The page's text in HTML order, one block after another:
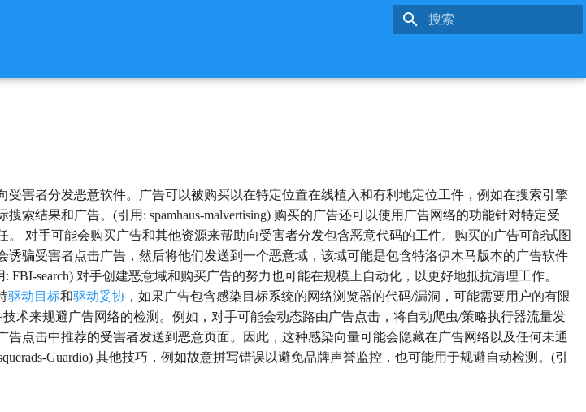
害者分发恶意软件。广告可以被购买以在特定位置在线植入和有利地定位工件，例如在搜索引擎
索结果和广告。(引用: spamhaus-malvertising) 购买的广告还可以使用广告网络的功能针对特定受
对手可能会购买广告和其他资源来帮助向受害者分发包含恶意代码的工件。购买的广告可能试图
诱骗受害者点击广告，然后将他们发送到一个恶意域，该域可能是包含特洛伊木马版本的广告软件
: FBI-search) 对手创建恶意域和购买广告的努力也可能在规模上自动化，以更好地抵抗清理工作。
驱动目标和驱动妥协 ，如果广告包含感染目标系统的网络浏览器的代码/漏洞，可能需要用户的有限
术来规避广告网络的检测。例如，对手可能会动态路由广告点击，将自动爬虫/策略执行器流量发
点击中推荐的受害者发送到恶意页面。因此，这种感染向量可能会隐藏在广告网络以及任何未通
Guardio) 其他技巧，例如故意拼写错误以避免品牌声誉监控，也可能用于规避自动检测。(引